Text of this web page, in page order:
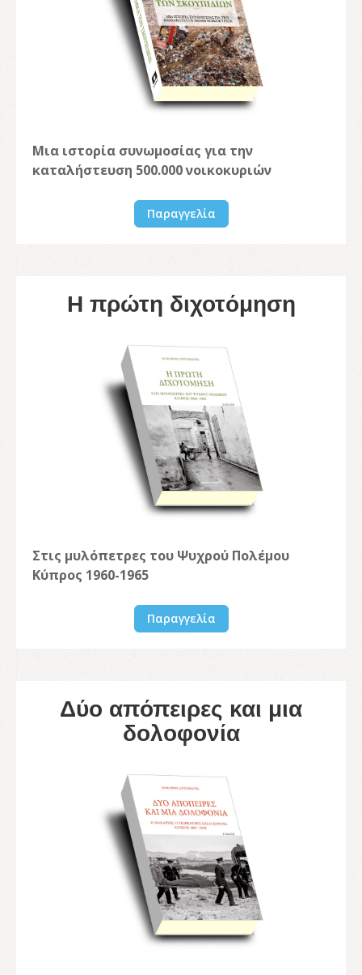
Μια ιστορία συνωμοσίας για την
καταλήστευση 500.000 νοικοκυριών
Παραγγελία
Η πρώτη διχοτόμηση
Στις μυλόπετρες του Ψυχρού Πολέμου
Κύπρος 1960-1965
Παραγγελία
Δύο απόπειρες και μια
δολοφονία